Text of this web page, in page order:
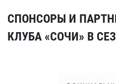
СПОНСОРЫ И
КЛУБА «СОЧИ» В